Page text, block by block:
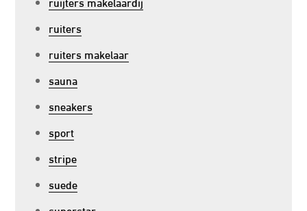
ruiters
ruiters makelaar
sauna
sneakers
sport
stripe
suede